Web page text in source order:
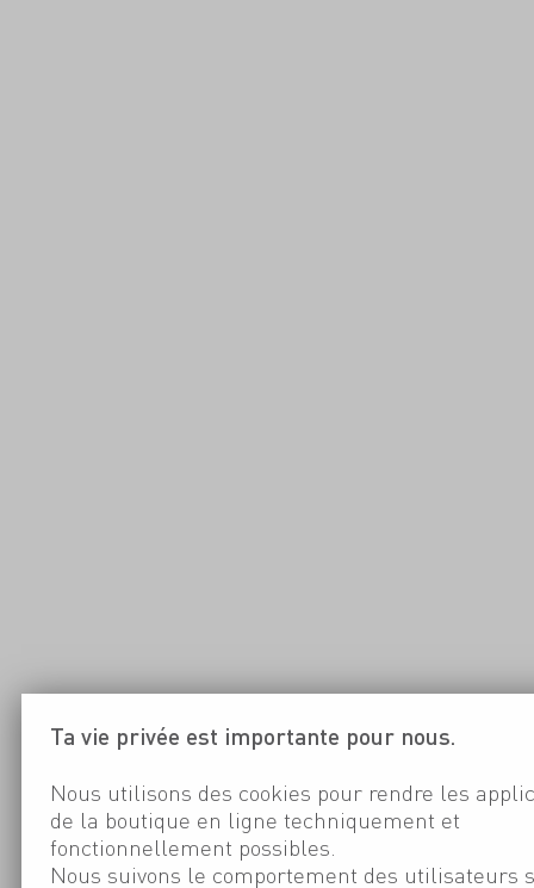
Ta vie privée est importante pour nous.
Nous utilisons des cookies pour rendre les
de la boutique en ligne techniquement et
fonctionnellement possibles.
Nous suivons le comportement des utilisateurs